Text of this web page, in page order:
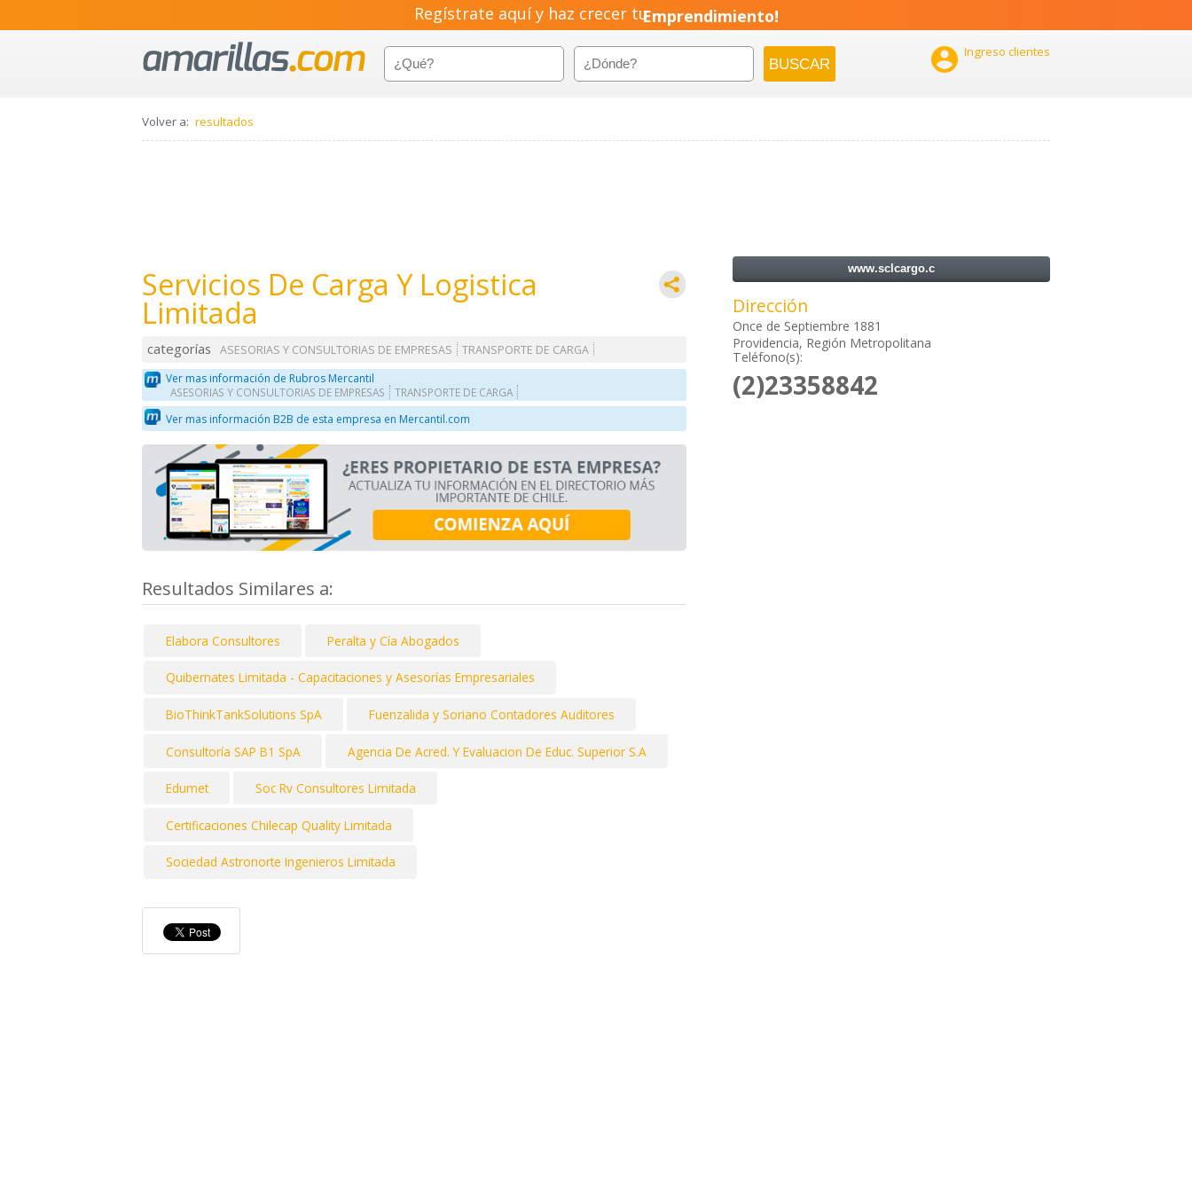
Regístrate aquí y haz crecer tuEmprendimiento!
 Ingreso clientes
Volver a: resultados
Servicios De Carga Y Logistica
Limitada
categorías ASESORIAS Y CONSULTORIAS DE EMPRESAS
TRANSPORTE DE CARGA
Ver mas información de Rubros Mercantil
ASESORIAS Y CONSULTORIAS DE EMPRESAS TRANSPORTE DE CARGA
Ver mas información B2B de esta empresa en Mercantil.com
Resultados Similares a:
Elabora Consultores Peralta y Cía Abogados
Quibernates Limitada - Capacitaciones y Asesorías Empresariales
BioThinkTankSolutions SpA Fuenzalida y Soriano Contadores Auditores
Consultoría SAP B1 SpA Agencia De Acred. Y Evaluacion De Educ. Superior S.A
Edumet Soc Rv Consultores Limitada
Certificaciones Chilecap Quality Limitada
Sociedad Astronorte Ingenieros Limitada
www.sclcargo.c
Dirección
Once de Septiembre 1881
Providencia, Región Metropolitana
Teléfono(s):
(2)23358842